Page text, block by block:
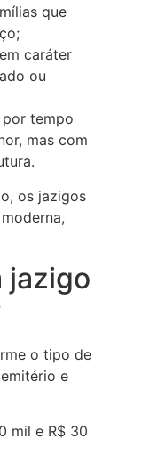
que
caráter
ou
tempo
mas com
os jazigos
jazigo
o tipo de
e
mil e R$ 30